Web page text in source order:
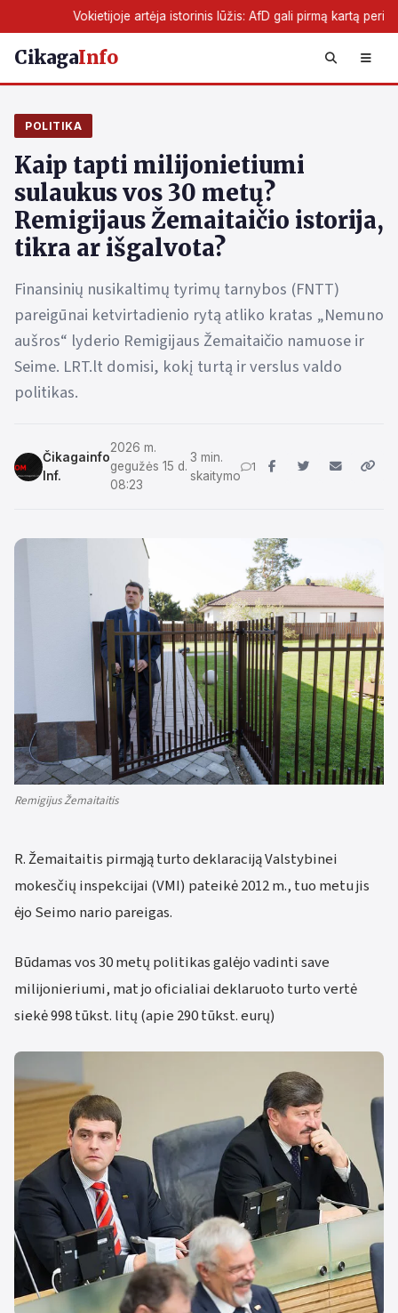
artėja istorinis lūžis: AfD gali pirmą kartą perimti žemės valdžią
CikagaInfo
POLITIKA
Kaip tapti milijonietiumi
sulaukus vos 30 metų?
Remigijaus Žemaitaičio istorija,
tikra ar išgalvota?
Finansinių nusikaltimų tyrimų tarnybos (FNTT)
pareigūnai ketvirtadienio rytą atliko kratas „Nemuno
aušros“ lyderio Remigijaus Žemaitaičio namuose ir
Seime. LRT.lt domisi, kokį turtą ir verslus valdo
politikas.
Čikagainfo
Inf.
2026 m.
gegužės 15 d.
08:23
3 min.
skaitymo
1
Remigijus Žemaitaitis
R. Žemaitaitis pirmąją turto deklaraciją Valstybinei
mokesčių inspekcijai (VMI) pateikė 2012 m., tuo metu jis
ėjo Seimo nario pareigas.
Būdamas vos 30 metų politikas galėjo vadinti save
milijonieriumi, mat jo oficialiai deklaruoto turto vertė
siekė 998 tūkst. litų (apie 290 tūkst. eurų)